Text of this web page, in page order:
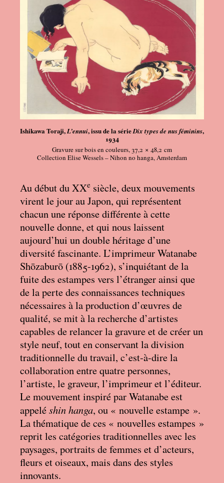
Ishikawa Toraji,L’ennui, issu de la sérieDix types de nus féminins,
1934
Gravure sur bois en couleurs, 37,2 × 48,2 cm
Collection Elise Wessels – Nihon no hanga, Amsterdam
Au début du XXe siècle, deux mouvements
virent le jour au Japon, qui représentent
chacun une réponse différente à cette
nouvelle donne, et qui nous laissent
aujourd’hui un double héritage d’une
diversité fascinante. L’imprimeur Watanabe
Shōzaburō (1885-1962), s’inquiétant de la
fuite des estampes vers l’étranger ainsi que
de la perte des connaissances techniques
nécessaires à la production d’œuvres de
qualité, se mit à la recherche d’artistes
capables de relancer la gravure et de créer un
style neuf, tout en conservant la division
traditionnelle du travail, c’est-à-dire la
collaboration entre quatre personnes,
l’artiste, le graveur, l’imprimeur et l’éditeur.
Le mouvement inspiré par Watanabe est
appeléshin hanga, ou « nouvelle estampe ».
La thématique de ces « nouvelles estampes »
reprit les catégories traditionnelles avec les
paysages, portraits de femmes et d’acteurs,
fleurs et oiseaux, mais dans des styles
innovants.